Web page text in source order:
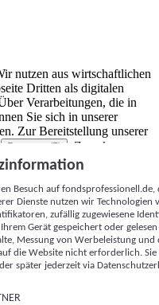
nutzen aus wirtschaftlichen
Dritten als digitalen
Verarbeitungen, die in
Sie sich in unserer
Zur Bereitstellung unserer
Partnern (5)
. Zwecke:
von Werbeleistung
Zielgruppenforschung.
Kennungen (z. B. login-
Kennungen,
mit anderen
Technologien usw.) auf
ausgelesen werden, um es
App oder einer Webseite
der hier aufgeführten
Besuch auf
Dienste nutzen wir Technologien
zufällig zugewiesene
Gerät gespeichert oder
Messung von Werbeleistung
die Website nicht erforderlich.
später jederzeit via